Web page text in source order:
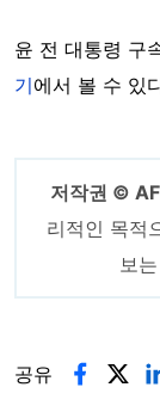
윤 전 대통령 구
기에서 볼 수 있
저작권 ©
리적인 목적
보는
공유